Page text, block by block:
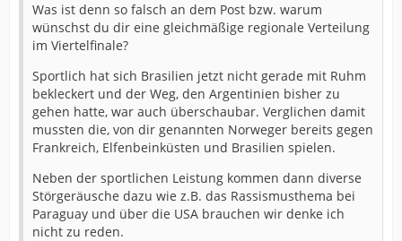
Was ist denn so falsch an dem Post bzw. warum
wünschst du dir eine gleichmäßige regionale Verteilung
im Viertelfinale?
Sportlich hat sich Brasilien jetzt nicht gerade mit Ruhm
bekleckert und der Weg, den Argentinien bisher zu
gehen hatte, war auch überschaubar. Verglichen damit
mussten die, von dir genannten Norweger bereits gegen
Frankreich, Elfenbeinküsten und Brasilien spielen.
Neben der sportlichen Leistung kommen dann diverse
Störgeräusche dazu wie z.B. das Rassismusthema bei
Paraguay und über die USA brauchen wir denke ich
nicht zu reden.